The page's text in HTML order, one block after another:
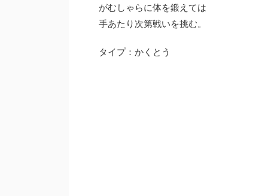
がむしゃらに体を鍛えては
手あたり次第戦いを挑む。
タイプ：かくとう